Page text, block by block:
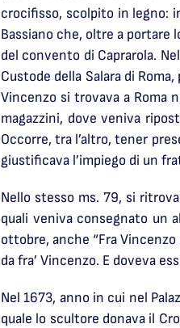
crocifisso, scolpito in legno:
Bassiano che, oltre a portare
del convento di Caprarola.
Custode della Salara di
Vincenzo si trovava a Roma
magazzini, dove veniva
Occorre, tra l’altro, tener
giustificava l’impiego di un
Nello stesso ms. 79, si
quali veniva consegnato un
ottobre, anche “Fra
da fra’ Vincenzo. E doveva
Nel 1673, anno in cui nel
quale lo scultore donava il